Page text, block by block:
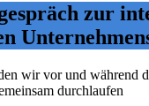
zur
wir vor und während
durchlaufen